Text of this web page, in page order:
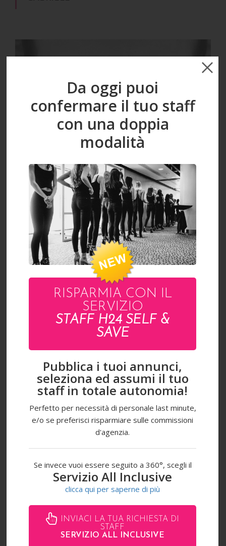
GIACOMO
GIOVANNI
Da oggi puoi
confermare il tuo staff
con una doppia
modalità
RISPARMIA CON IL
SERVIZIO
STAFF H24 SELF &
SAVE
Pubblica i tuoi annunci,
seleziona ed assumi il tuo
staff in totale autonomia!
Perfetto per necessità di personale last minute,
e/o se preferisci risparmiare sulle commissioni
d'agenzia.
Se invece vuoi essere seguito a 360°, scegli il
Servizio All Inclusive
clicca qui per saperne di più
INVIACI LA TUA RICHIESTA DI
STAFF
SERVIZIO ALL INCLUSIVE